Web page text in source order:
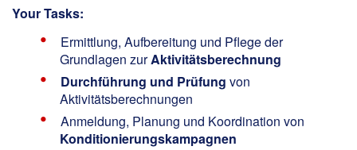
Your Tasks:
Ermittlung, Aufbereitung und Pflege der
Grundlagen zurAktivitätsberechnung
Durchführung und Prüfung von
Aktivitätsberechnungen
Anmeldung, Planung und Koordination von
Konditionierungskampagnen